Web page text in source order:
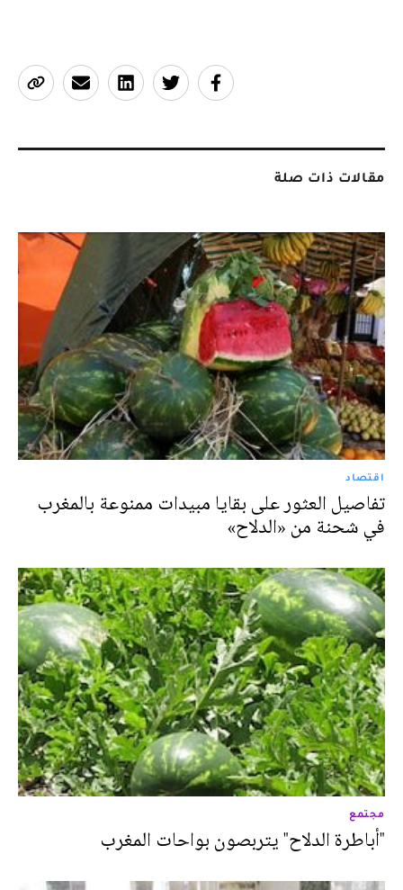
مقالات ذات صلة
اقتصاد
تفاصيل العثور على بقايا مبيدات ممنوعة بالمغرب
في شحنة من «الدلاح»
مجتمع
"أباطرة الدلاح" يتربصون بواحات المغرب